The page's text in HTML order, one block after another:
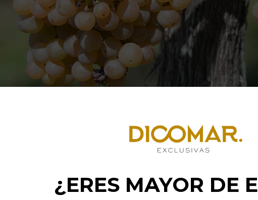
¿ERES MAYOR DE
Imágen propiedad de Pazo de Rubianes
que todos los vinos blancos son iguales?